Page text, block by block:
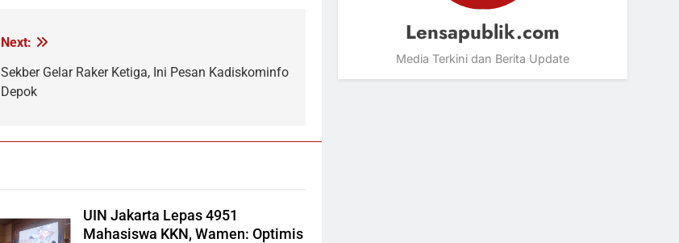
Next:
Sekber Gelar Raker Ketiga, Ini Pesan Kadiskominfo
Depok
UIN Jakarta Lepas 4951
Mahasiswa KKN, Wamen: Optimis
Lensapublik.com
Media Terkini dan Berita Update